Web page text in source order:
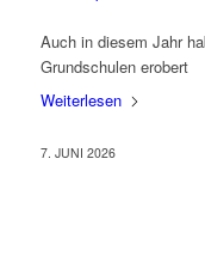
Auch in diesem Jahr
Grundschulen erobert
Weiterlesen
7. JUNI 2026